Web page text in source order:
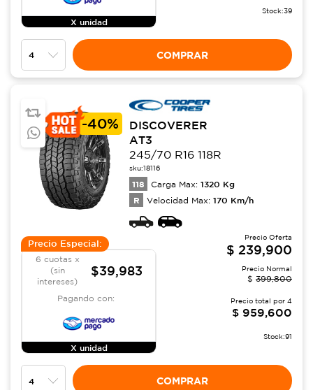
X unidad
Stock:39
COMPRAR
-40%
DISCOVERER
AT3
245/70 R16 118R
sku:18116
118 Carga Max: 1320 Kg
R Velocidad Max: 170 Km/h
Precio Especial:
6 cuotas x
(sin
intereses)
$39,983
Pagando con:
X unidad
Precio Oferta
$ 239,900
Precio Normal
$ 399,800
Precio total por 4
$ 959,600
Stock:91
COMPRAR